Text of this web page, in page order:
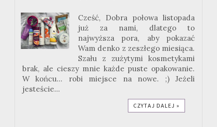
Cześć, Dobra połowa listopada
już za nami, dlatego to
najwyższa pora, aby pokazać
Wam denko z zeszłego miesiąca.
Szału z zużytymi kosmetykami
brak, ale cieszy mnie każde puste opakowanie.
W końcu... robi miejsce na nowe. ;) Jeżeli
jesteście...
CZYTAJ DALEJ »